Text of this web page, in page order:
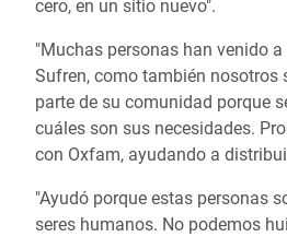
cero, en un sitio nuevo".
"Muchas personas han venido
Sufren, como también nosotros
parte de su comunidad porque
cuáles son sus necesidades.
con Oxfam, ayudando a
"Ayudó porque estas personas
seres humanos. No podemos